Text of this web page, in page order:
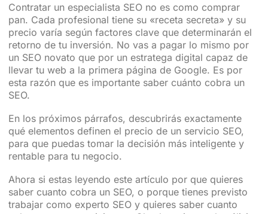
Contratar un especialista SEO no es como comprar
pan. Cada profesional tiene su «receta secreta» y su
precio varía según factores clave que determinarán el
retorno de tu inversión. No vas a pagar lo mismo por
un SEO novato que por un estratega digital capaz de
llevar tu web a la primera página de Google. Es por
esta razón que es importante saber cuánto cobra un
SEO.
En los próximos párrafos, descubrirás exactamente
qué elementos definen el precio de un servicio SEO,
para que puedas tomar la decisión más inteligente y
rentable para tu negocio.
Ahora si estas leyendo este artículo por que quieres
saber cuanto cobra un SEO, o porque tienes previsto
trabajar como experto SEO y quieres saber cuanto